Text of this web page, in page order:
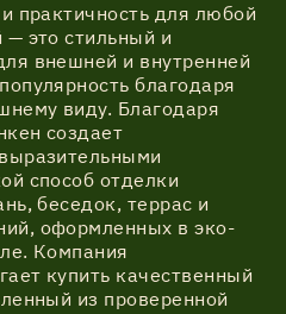
практичность для любой
это стильный и
внешней и внутренней
благодаря
виду. Благодаря
создает
способ отделки
беседок, террас и
оформленных в эко-
Компания
купить качественный
из проверенной